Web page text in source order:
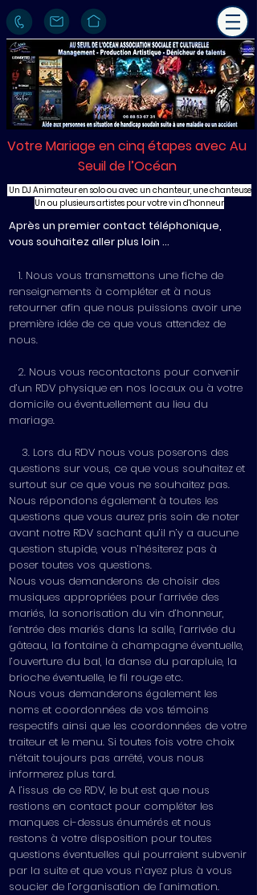
Votre Mariage en cinq étapes avec Au
Seuil de l’Océan
Un DJ Animateur en solo ou avec un chanteur, une chanteuse
Un ou plusieurs artistes pour votre vin d'honneur
Après un premier contact téléphonique,
vous souhaitez aller plus loin …
1. Nous vous transmettons une fiche de
renseignements à compléter et à nous
retourner afin que nous puissions avoir une
première idée de ce que vous attendez de
nous.
2. Nous vous recontactons pour convenir
d’un RDV physique en nos locaux ou à votre
domicile ou éventuellement au lieu du
mariage.
3. Lors du RDV nous vous poserons des
questions sur vous, ce que vous souhaitez et
surtout sur ce que vous ne souhaitez pas.
Nous répondons également à toutes les
questions que vous aurez pris soin de noter
avant notre RDV sachant qu’il n’y a aucune
question stupide, vous n’hésiterez pas à
poser toutes vos questions.
Nous vous demanderons de choisir des
musiques appropriées pour l’arrivée des
mariés, la sonorisation du vin d’honneur,
l’entrée des mariés dans la salle, l’arrivée du
gâteau, la fontaine à champagne éventuelle,
l’ouverture du bal, la danse du parapluie, la
brioche éventuelle, le fil rouge etc.
Nous vous demanderons également les
noms et coordonnées de vos témoins
respectifs ainsi que les coordonnées de votre
traiteur et le menu. Si toutes fois votre choix
n’était toujours pas arrêté, vous nous
informerez plus tard.
A l’issus de ce RDV, le but est que nous
restions en contact pour compléter les
manques ci-dessus énumérés et nous
restons à votre disposition pour toutes
questions éventuelles qui pourraient subvenir
par la suite et que vous n’ayez plus à vous
soucier de l’organisation de l’animation.